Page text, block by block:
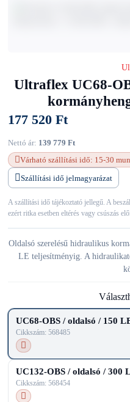
Ultraflex UC68-
177 520 Ft
Nettó ár: 139 779 Ft
Várható szállítási idő: 15-30
Szállítási idő jelmagyarázat
A szállítási idő tájékoztató jellegű. A
ezért ritka esetben eltérés vagy csúszás
Oldalsó szerelésű hidraulikus
LE teljesítményig. A
UC68-OBS / oldalsó / 150
Cikkszám: 568485
UC132-OBS / oldalsó / 300
Cikkszám: 568454